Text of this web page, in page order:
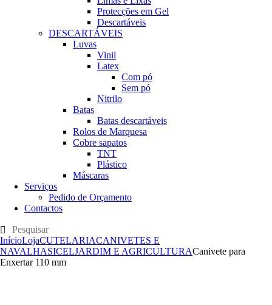
Protecções em Gel
Descartáveis
DESCARTÁVEIS
Luvas
Vinil
Latex
Com pó
Sem pó
Nitrilo
Batas
Batas descartáveis
Rolos de Marquesa
Cobre sapatos
TNT
Plástico
Máscaras
Serviços
Pedido de Orçamento
Contactos
InícioLojaCUTELARIACANIVETES E
NAVALHASICELJARDIM E AGRICULTURACanivete para
Enxertar 110 mm